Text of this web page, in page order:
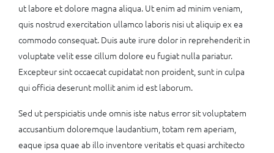
ut labore et dolore magna aliqua. Ut enim ad minim veniam,
quis nostrud exercitation ullamco laboris nisi ut aliquip ex ea
commodo consequat. Duis aute irure dolor in reprehenderit in
voluptate velit esse cillum dolore eu fugiat nulla pariatur.
Excepteur sint occaecat cupidatat non proident, sunt in culpa
qui officia deserunt mollit anim id est laborum.
Sed ut perspiciatis unde omnis iste natus error sit voluptatem
accusantium doloremque laudantium, totam rem aperiam,
eaque ipsa quae ab illo inventore veritatis et quasi architecto